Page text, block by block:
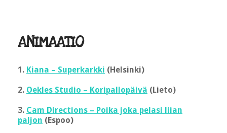
ANIMAATIO
1. Kiana – Superkarkki (Helsinki)
2. Oekles Studio – Koripallopäivä (Lieto)
3. Cam Directions – Poika joka pelasi liian
paljon (Espoo)